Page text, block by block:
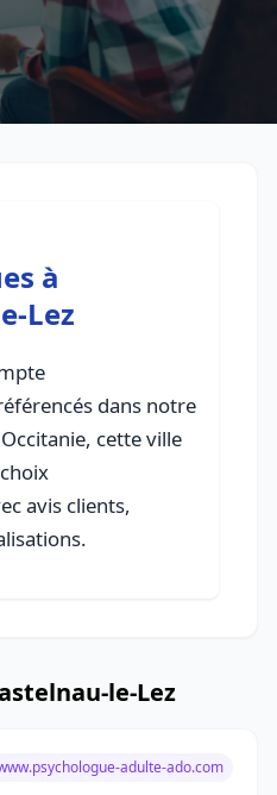
à
Lez
dans notre
cette ville
avis clients,
le-Lez
adulte-ado.com